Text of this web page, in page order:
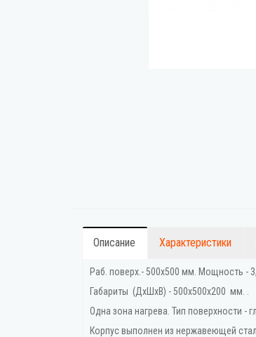
Описание Характеристики
Раб. поверх.- 500х500 мм. Мощность -
Габариты (ДхШхВ) - 500x500x200 мм. .
Одна зона нагрева. Тип поверхности -
Корпус выполнен из нержавеющей